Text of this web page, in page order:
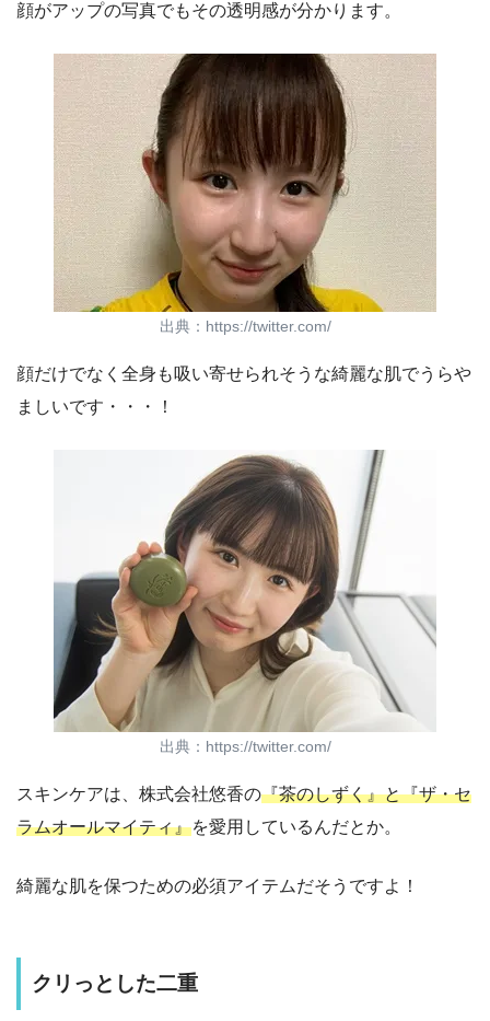
顔がアップの写真でもその透明感が分かります。
出典：https://twitter.com/
顔だけでなく全身も吸い寄せられそうな綺麗な肌でうらや
ましいです・・・！
出典：https://twitter.com/
スキンケアは、株式会社悠香の『茶のしずく』と『ザ・セ
ラムオールマイティ』を愛用しているんだとか。
綺麗な肌を保つための必須アイテムだそうですよ！
クリっとした二重